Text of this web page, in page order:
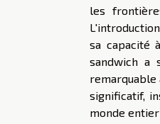
les
sa capacité
sandwich a
remarquable
significatif,
monde